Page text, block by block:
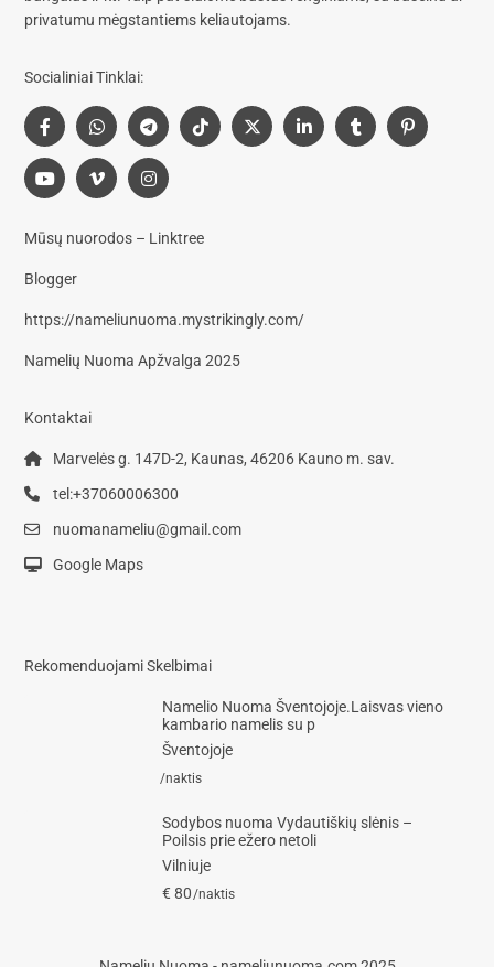
privatumu mėgstantiems keliautojams.
Socialiniai Tinklai:
Mūsų nuorodos – Linktree
Blogger
https://nameliunuoma.mystrikingly.com/
Namelių Nuoma Apžvalga 2025
Kontaktai
Marvelės g. 147D-2, Kaunas, 46206 Kauno m. sav.
tel:+37060006300
nuomanameliu@gmail.com
Google Maps
Rekomenduojami Skelbimai
Namelio Nuoma Šventojoje.Laisvas vieno
kambario namelis su p
Šventojoje
/naktis
Sodybos nuoma Vydautiškių slėnis –
Poilsis prie ežero netoli
Vilniuje
€ 80/naktis